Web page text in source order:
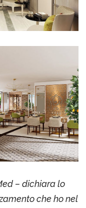
– dichiara lo
che ho nel